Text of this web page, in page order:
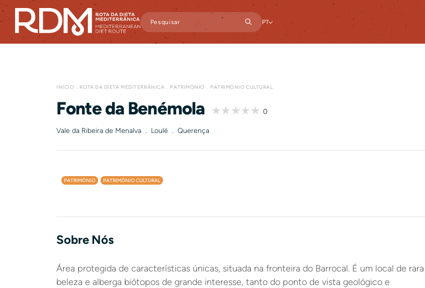
PT
INÍCIO ROTA DA DIETA MEDITERRÂNICA PATRIMÓNIO PATRIMÓNIO CULTURAL
Fonte da Benémola 0
Vale da Ribeira de Menalva . Loulé . Querença
PATRIMÓNIO PATRIMÓNIO CULTURAL
Sobre Nós
Área protegida de características únicas, situada na fronteira do Barrocal. É um local de rara
beleza e alberga biótopos de grande interesse, tanto do ponto de vista geológico e